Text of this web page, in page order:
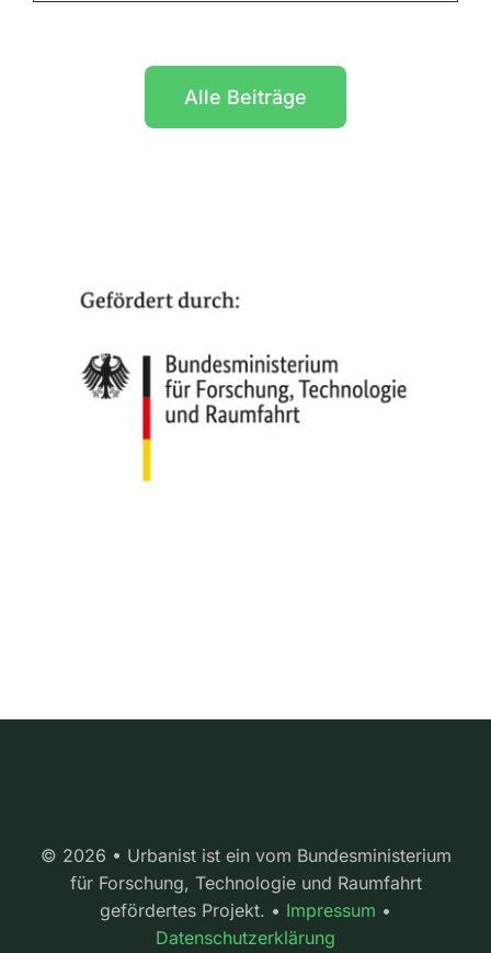
Alle Beiträge
© 2026 • Urbanist ist ein vom Bundesministerium
für Forschung, Technologie und Raumfahrt
gefördertes Projekt. • Impressum •
Datenschutzerklärung